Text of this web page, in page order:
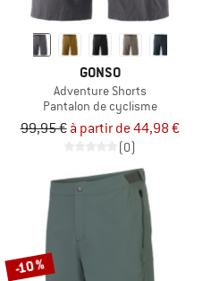
GONSO
Adventure Shorts
Pantalon de cyclisme
99,95 € à partir de 44,98 €
(0)
-10 %